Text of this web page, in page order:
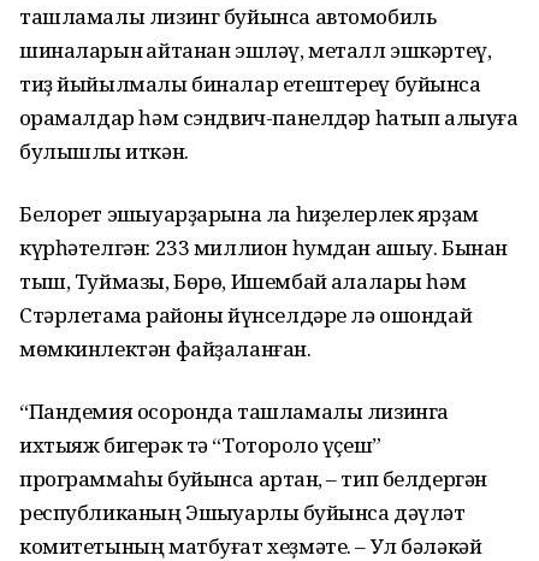
ташламалы лизинг буйынса автомобиль
шиналарын ҡайтанан эшләү, металл эшкәртеү,
тиҙ йыйылмалы биналар етештереү буйынса
ҡорамалдар һәм сэндвич-панелдәр һатып алыуға
булышлыҡ иткән.
Белорет эшҡыуарҙарына ла һиҙелерлек ярҙам
күрһәтелгән: 233 миллион һумдан ашыу. Бынан
тыш, Туймазы, Бөрө, Ишембай ҡалалары һәм
Стәрлетамаҡ районы йүнселдәре лә ошондай
мөмкинлектән файҙаланған.
“Пандемия осоронда ташламалы лизингҡа
ихтыяж бигерәк тә “Тотороҡло үҫеш”
программаһы буйынса артҡан, – тип белдергән
республиканың Эшҡыуарлыҡ буйынса дәүләт
комитетының матбуғат хеҙмәте. – Ул бәләкәй